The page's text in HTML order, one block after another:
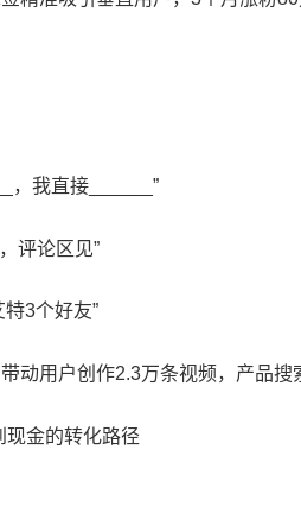
，我直接______”
评论区见”
3个好友”
动用户创作2.3万条视频，产品搜
现金的转化路径